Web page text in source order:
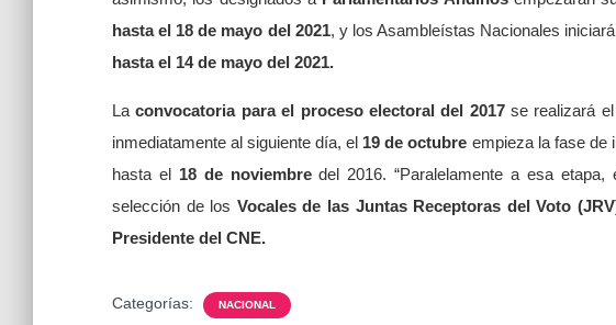
hasta el 18 de mayo del 2021, y los Asambleístas Nacionales
hasta el 14 de mayo del 2021.
La convocatoria para el proceso electoral del 2017 se realizará el
inmediatamente al siguiente día, el 19 de octubre empieza la fase de
hasta el
18 de noviembre del 2016. “Paralelamente a esa etapa,
selección de los Vocales de las Juntas Receptoras del Voto
Presidente del CNE.
Categorías: NACIONAL